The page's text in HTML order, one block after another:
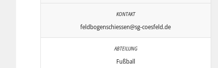
feldbogenschiessen@sg-coesfeld.de
Fußball